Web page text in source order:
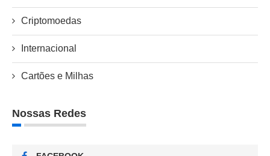
Criptomoedas
Internacional
Cartões e Milhas
Nossas Redes